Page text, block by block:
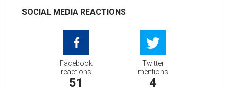
SOCIAL MEDIA REACTIONS
Facebook
reactions
51
Twitter
mentions
4